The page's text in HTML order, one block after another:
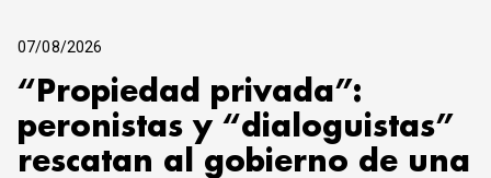
07/08/2026
“Propiedad privada”:
peronistas y “dialoguistas”
rescatan al gobierno de una